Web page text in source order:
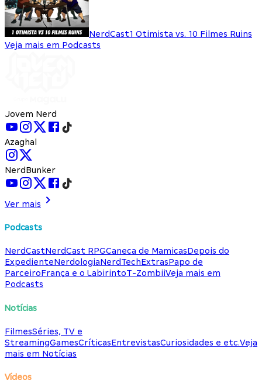
NerdCast1 Otimista vs. 10 Filmes Ruins
Veja mais em Podcasts
Jovem Nerd
Azaghal
NerdBunker
Ver mais
Podcasts
NerdCastNerdCast RPGCaneca de MamicasDepois do
ExpedienteNerdologiaNerdTechExtrasPapo de
ParceiroFrança e o LabirintoT-ZombiiVeja mais em
Podcasts
Notícias
FilmesSéries, TV e
StreamingGamesCríticasEntrevistasCuriosidades e etc.Veja
mais em Notícias
Vídeos